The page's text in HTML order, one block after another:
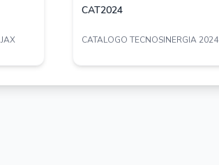
CAT2024
CATALOGO TECNOSINERGIA 2024